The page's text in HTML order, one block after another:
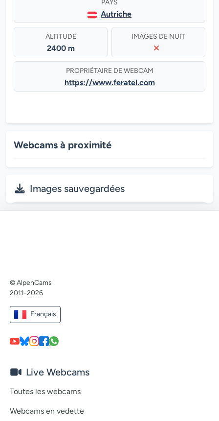
PAYS
Autriche
ALTITUDE
2400 m
IMAGES DE NUIT
PROPRIÉTAIRE DE WEBCAM
https://www.feratel.com
Webcams à proximité
Images sauvegardées
© AlpenCams
2011-2026
Français
Live Webcams
Toutes les webcams
Webcams en vedette